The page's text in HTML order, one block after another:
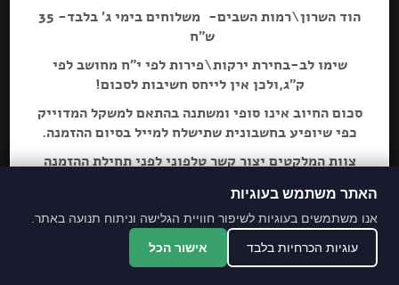
תה ירוק קמומיל
הוד השרון\רמות השבים- משלוחים בימי ג' בלבד- 35
ש"ח
שימו לב-בחירת ירקות\פירות לפי י"ח מחושב לפי
ק"ג,ולכן אין לייחס חשיבות לסכום!
סכום החיוב אינו סופי ומשתנה בהתאם למשקל המדוייק
כפי שיופיע בחשבונית שתישלח למייל בסיום ההזמנה.
צוות המלקטים יצור קשר טלפוני לפני תחילת ההזמנה
מתחייבים לסחורה הכי
מובחרת!
*האתר והמקום עם נגישות מלאה לנכים.
האתר משתמש בעוגיות
אנו משתמשים בעוגיות לשיפור חוויית הגלישה וניתוח תנועה באתר.
עוגיות הכרחיות בלבד אישור הכל